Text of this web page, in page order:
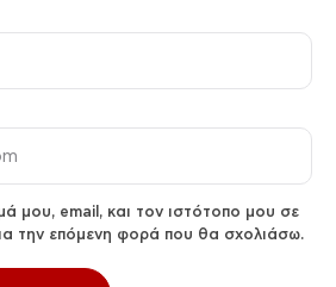
μου, email, και τον ιστότοπο μου σε
την επόμενη φορά που θα σχολιάσω.